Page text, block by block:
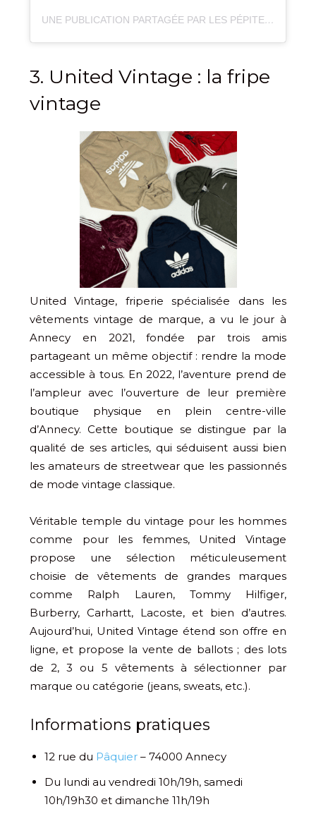
UNE PUBLICATION PARTAGÉE PAR LES PÉPITES D’ADELINE ⚡︎ MODE RESPONSABLE (@LES_PEPITESDADELINE)
3. United Vintage : la fripe
vintage
United Vintage, friperie spécialisée dans les
vêtements vintage de marque, a vu le jour à
Annecy en 2021, fondée par trois amis
partageant un même objectif : rendre la mode
accessible à tous. En 2022, l’aventure prend de
l’ampleur avec l’ouverture de leur première
boutique physique en plein centre-ville
d’Annecy. Cette boutique se distingue par la
qualité de ses articles, qui séduisent aussi bien
les amateurs de streetwear que les passionnés
de mode vintage classique.
Véritable temple du vintage pour les hommes
comme pour les femmes, United Vintage
propose une sélection méticuleusement
choisie de vêtements de grandes marques
comme Ralph Lauren, Tommy Hilfiger,
Burberry, Carhartt, Lacoste, et bien d’autres.
Aujourd’hui, United Vintage étend son offre en
ligne, et propose la vente de ballots ; des lots
de 2, 3 ou 5 vêtements à sélectionner par
marque ou catégorie (jeans, sweats, etc.).
Informations pratiques
12 rue du Pâquier – 74000 Annecy
Du lundi au vendredi 10h/19h, samedi
10h/19h30 et dimanche 11h/19h